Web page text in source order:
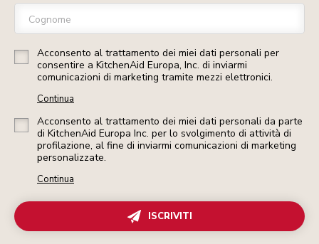
Cognome
Acconsento al trattamento dei miei dati personali per
consentire a KitchenAid Europa, Inc. di inviarmi
comunicazioni di marketing tramite mezzi elettronici.
Continua
Acconsento al trattamento dei miei dati personali da parte
di KitchenAid Europa Inc. per lo svolgimento di attività di
profilazione, al fine di inviarmi comunicazioni di marketing
personalizzate.
Continua
ISCRIVITI